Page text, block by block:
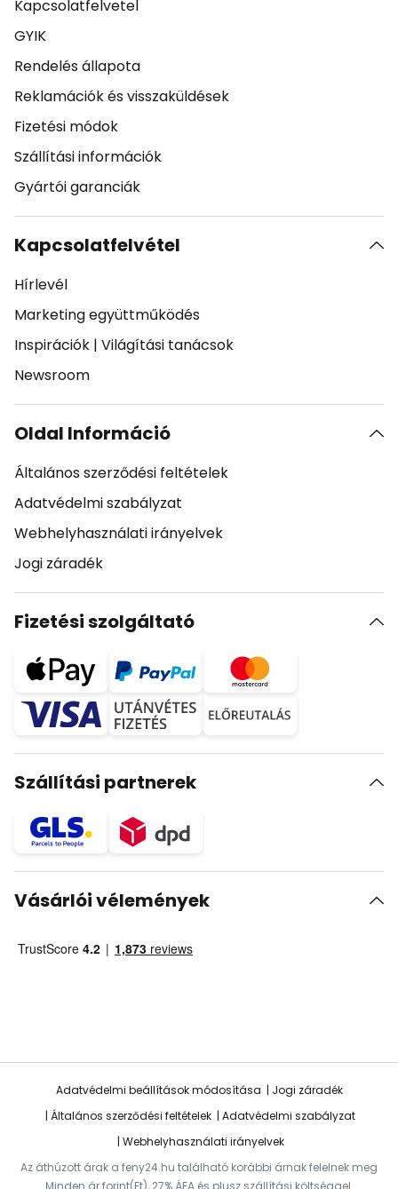
Kapcsolatfelvetel
GYIK
Rendelés állapota
Reklamációk és visszaküldések
Fizetési módok
Szállítási információk
Gyártói garanciák
Kapcsolatfelvétel
Hírlevél
Marketing együttműködés
Inspirációk | Világítási tanácsok
Newsroom
Oldal Információ
Általános szerződési feltételek
Adatvédelmi szabályzat
Webhelyhasználati irányelvek
Jogi záradék
Fizetési szolgáltató
Szállítási partnerek
Vásárlói vélemények
Adatvédelmi beállítások módosítása
Jogi záradék
Általános szerződési feltételek
Adatvédelmi szabályzat
Webhelyhasználati irányelvek
Az áthúzott árak a feny24.hu található korábbi árnak felelnek meg
Minden ár forint(Ft), 27% ÁFA és plusz szállítási költséggel.